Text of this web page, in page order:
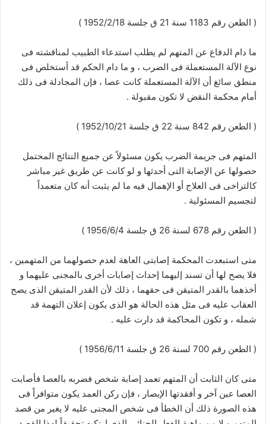
( الطعن رقم 1183 سنة 21 ق جلسة 1952/2/18 )
ما دام الدفاع عن المتهم لم يطلب استدعاء الطبيب لمناقشته فى
نوع الآلة المستعملة فى الضرب ، و ما دام الحكم قد أستخلص فى
منطق سائغ أن الآلة المستعملة كانت عصا ، فإن المجادلة فى ذلك
أمام محكمة النقض لا تكون مقبولة .
( الطعن رقم 842 سنة 22 ق جلسة 1952/10/21 )
المتهم فى جريمة الضرب يكون مسئولاً عن جميع النتائج المحتمل
حصولها عن الإصابة التى أحدثها و لو كانت عن طريق غير مباشر
كالتراخى فى العلاج أو الإهمال فيه ما لم يثبت أنه كان متعمداً
لتجسيم المسئولية .
( الطعن رقم 678 لسنة 26 ق جلسة 1956/6/4 )
متى استبعدت المحكمة إصابتى العاهة لعدم حصولهما من المتهمين ،
فلا يصح لها أن تسند إليهما إحداث إصابات أخرى بالمجنى عليهما و
أخذهما بالقدر المتيقن فى حقهما ، ذلك لأن القدر المتيقن الذى يصح
العقاب عليه فى مثل هذه الحالة هو الذى يكون إعلان التهمة قد
شمله ، و تكون المحاكمة قد دارت عليه .
( الطعن رقم 700 لسنة 26 ق جلسة 1956/6/11 )
متى كان الثابت أن المتهم تعمد إصابة شخص فضربه بالعصا فأصابت
العصا عين آخر و أفقدتها الإبصار ، فإن ركن العمد يكون متوافراً فى
هذه الصورة ذلك أن الخطأ فى شخص المجنى عليه لا يغير من قصد